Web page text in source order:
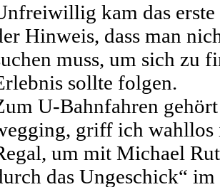
kam das
Hinweis, dass man
muss, um sich zu
sollte folgen.
U-Bahnfahren
griff ich
um mit Michael
das Ungeschick“